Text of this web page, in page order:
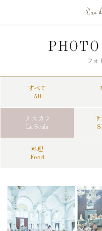
フォ
すべて
All
ラ スカラ
La Scala
料理
Food